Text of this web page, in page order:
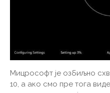
Мицрософт је озбиљно
10, а ако смо пре тога